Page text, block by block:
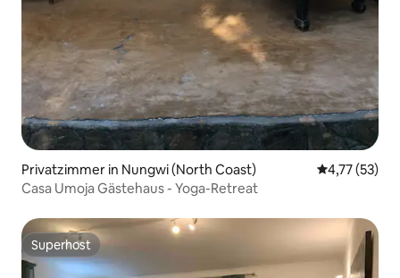
Privatzimmer in Nungwi (North Coast)
4,77 (53)
Casa Umoja Gästehaus - Yoga-Retreat
Superhost
Superhost